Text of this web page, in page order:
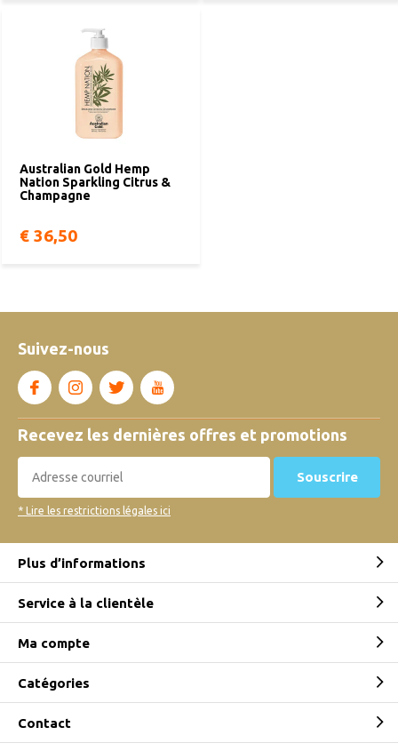
Australian Gold Hemp
Nation Sparkling Citrus &
Champagne
€ 36,50
Suivez-nous
Recevez les dernières offres et promotions
Souscrire
* Lire les restrictions légales ici
Plus d’informations
Service à la clientèle
Ma compte
Catégories
Contact